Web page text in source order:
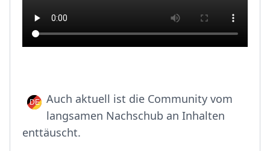
Auch aktuell ist die Community vom
langsamen Nachschub an Inhalten
enttäuscht.